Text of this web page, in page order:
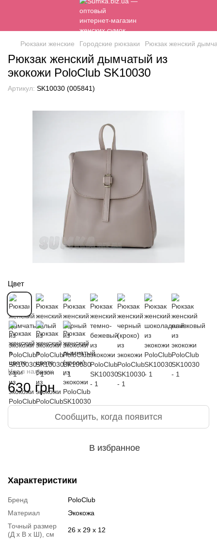
Рюкзаки женские Городские рюкзаки Рюкзак женский
Рюкзак женский дымчатый из
экокожи PoloClub SK10030
Артикул: SK10030 (005841)
Цвет
Нет в наличии
630 грн
Сообщить, когда появится
В избранное
Характеристики
Бренд
PoloClub
Материал
Экокожа
Точный размер
(Д х В х Ш), см
26 х 29 х 12